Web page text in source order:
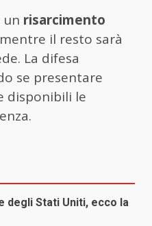
risarcimento
il resto sarà
La difesa
se presentare
disponibili le
degli Stati Uniti, ecco la